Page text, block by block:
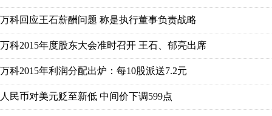
万科回应王石薪酬问题 称是执行董事负责战略
万科2015年度股东大会准时召开 王石、郁亮出席
万科2015年利润分配出炉：每10股派送7.2元
人民币对美元贬至新低 中间价下调599点